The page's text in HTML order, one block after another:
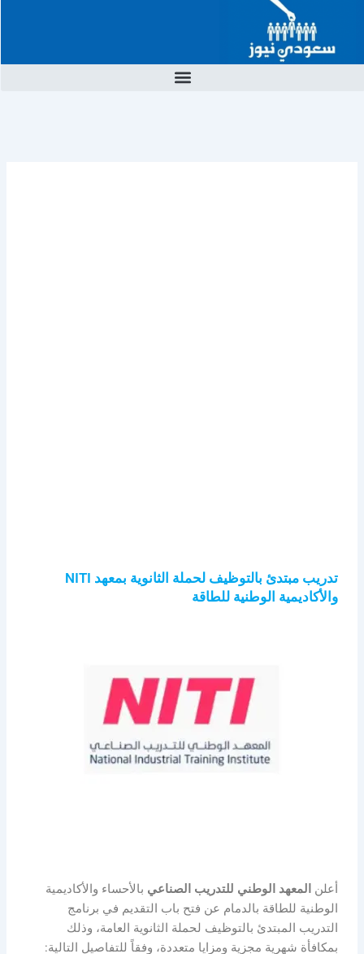
المحتوى
تدريب مبتدئ بالتوظيف لحملة الثانوية بمعهد NITI
والأكاديمية الوطنية للطاقة
أعلن المعهد الوطني للتدريب الصناعي بالأحساء والأكاديمية
الوطنية للطاقة بالدمام عن فتح باب التقديم في برنامج
التدريب المبتدئ بالتوظيف لحملة الثانوية العامة، وذلك
بمكافأة شهرية مجزية ومزايا متعددة، وفقاً للتفاصيل التالية: